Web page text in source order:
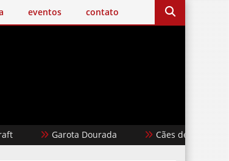
eventos contato
Garota Dourada Cães de Aluguel